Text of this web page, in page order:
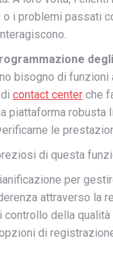
i problemi passati
bisogno di funzioni
contact center che
piattaforma robusta
le
di questa
per
attraverso la
controllo della
di